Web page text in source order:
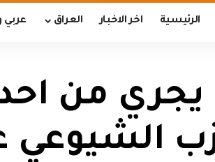
الرئيسية اخر الاخبار العراق عربي
يجري من